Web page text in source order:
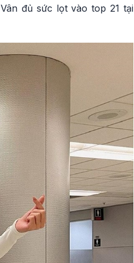
đủ sức lọt vào top 21 tại